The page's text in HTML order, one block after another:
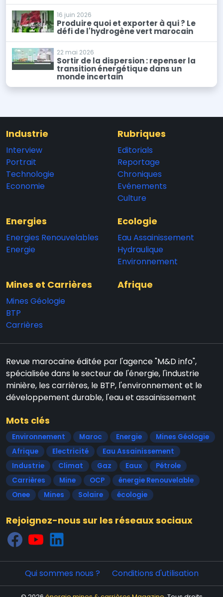
16 juin 2026
Produire quoi et exporter à qui ? Le
défi de l'hydrogène vert marocain
22 mai 2026
Sortir de la dispersion : repenser la
transition énergétique dans un
monde incertain
Industrie
Interview
Portrait
Technologie
Economie
Rubriques
Editorials
Reportage
Chroniques
Evénements
Culture
Energies
Energies Renouvelables
Energie
Ecologie
Eau Assainissement
Hydraulique
Environnement
Mines et Carrières
Mines Géologie
BTP
Carrières
Afrique
Revue marocaine éditée par l'agence "M&D info",
spécialisée dans le secteur de l'énergie, l'industrie
minière, les carrières, le BTP, l'environnement et le
développement durable, l'eau et assainissement
Mots clés
Environnement Maroc Energie
Mines Géologie
Afrique
Electricité
Eau Assainissement
Industrie
Climat Gaz Eaux
Pétrole
Carrières
Mine OCP
énergie Renouvelable
Onee
Mines Solaire écologie
Rejoignez-nous sur les réseaux sociaux
Qui sommes nous ? Conditions d'utilisation